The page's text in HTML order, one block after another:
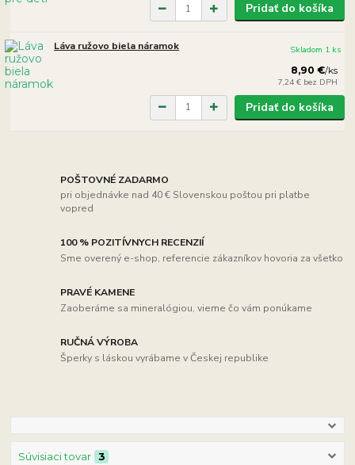
Pridať do košíka
Láva ružovo biela náramok
8,90 €/ks
7,24 € bez DPH
Skladom 1 ks
Pridať do košíka
POŠTOVNÉ ZADARMO
pri objednávke nad 40 € Slovenskou poštou pri platbe
vopred
100 % POZITÍVNYCH RECENZIÍ
Sme overený e-shop, referencie zákazníkov hovoria za všetko
PRAVÉ KAMENE
Zaoberáme sa mineralógiou, vieme čo vám ponúkame
RUČNÁ VÝROBA
Šperky s láskou vyrábame v Českej republike
Súvisiaci tovar 3